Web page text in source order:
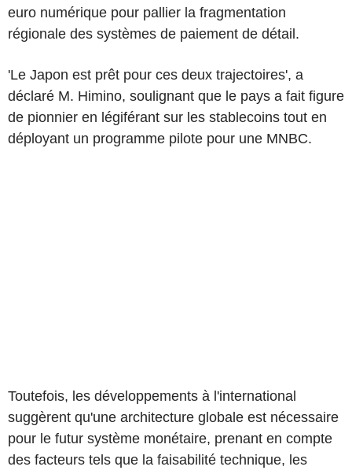
euro numérique pour pallier la fragmentation
régionale des systèmes de paiement de détail.
'Le Japon est prêt pour ces deux trajectoires', a
déclaré M. Himino, soulignant que le pays a fait figure
de pionnier en légiférant sur les stablecoins tout en
déployant un programme pilote pour une MNBC.
Toutefois, les développements à l'international
suggèrent qu'une architecture globale est nécessaire
pour le futur système monétaire, prenant en compte
des facteurs tels que la faisabilité technique, les